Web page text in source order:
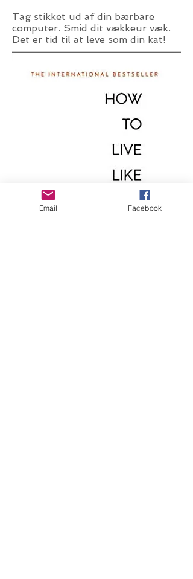
Tag stikket ud af din bærbare
computer. Smid dit vækkeur væk.
Det er tid til at leve som din kat!
Email Facebook